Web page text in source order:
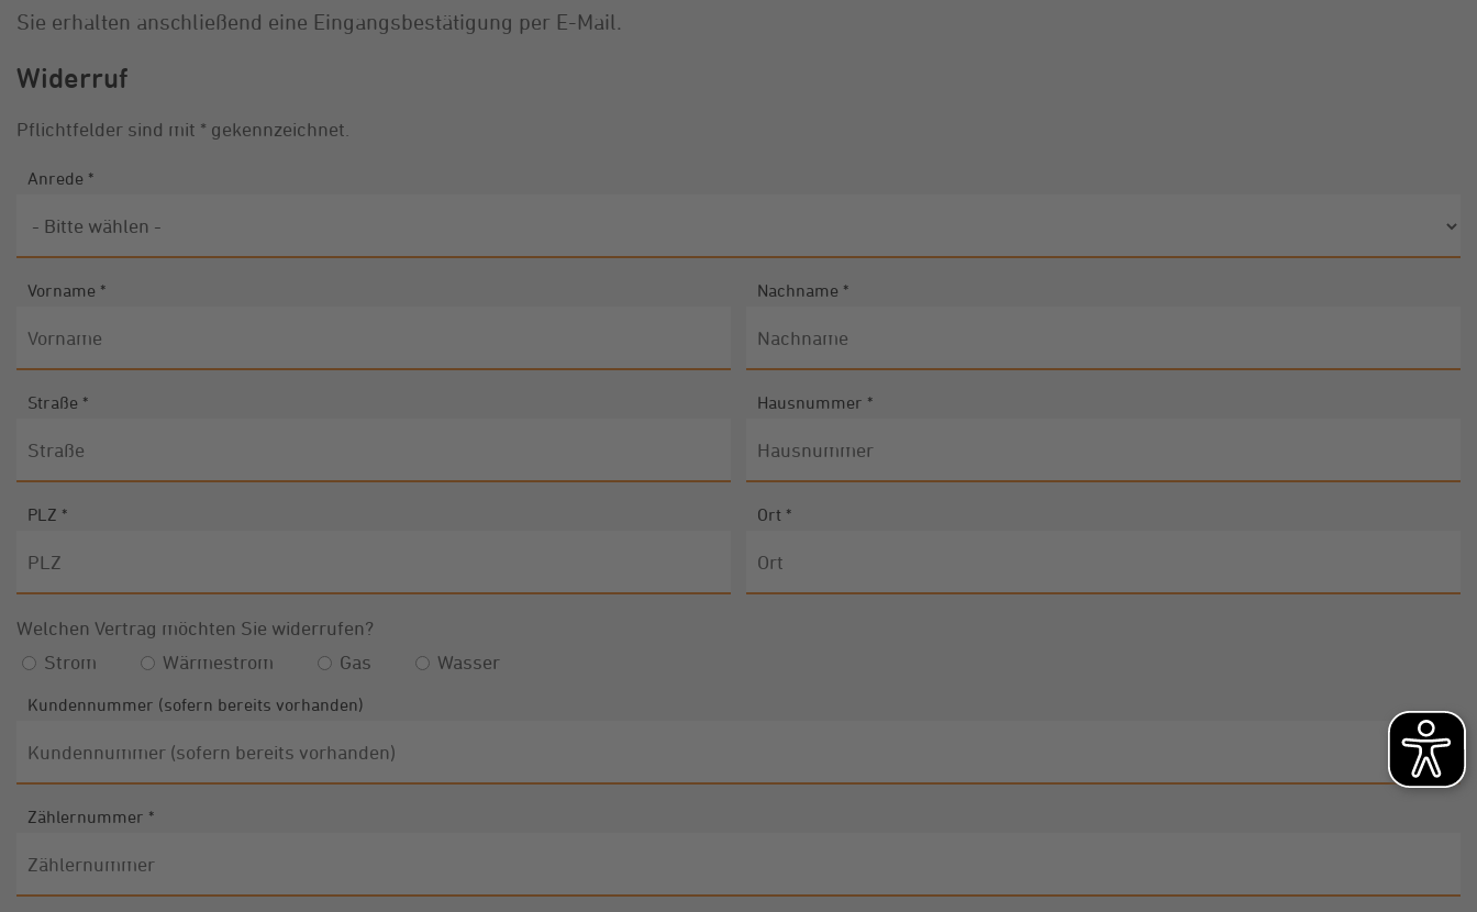
Sie erhalten anschließend eine Eingangsbestätigung per E-Mail.
Widerruf
Pflichtfelder sind mit * gekennzeichnet.
Widerruf
Anrede *
Vorname * Nachname *
Straße * Hausnummer *
PLZ * Ort *
Welchen Vertrag möchten Sie widerrufen?
Strom
Wärmestrom Gas Wasser
Kundennummer (sofern bereits vorhanden)
Zählernummer *